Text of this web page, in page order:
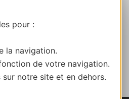
pour :
la navigation.
de votre navigation.
notre site et en dehors.